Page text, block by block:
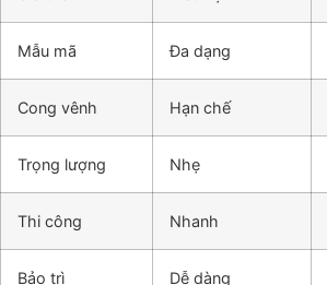
Mẫu mã Đa dạng
Cong vênh Hạn chế
Trọng lượng Nhẹ
Thi công Nhanh
Bảo trì Dễ dàng